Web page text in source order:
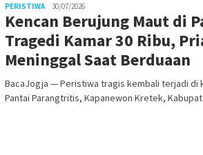
PERISTIWA 30/07/2026
Kencan Berujung Maut di
Tragedi Kamar 30 Ribu,
Meninggal Saat Berduaan
BacaJogja — Peristiwa tragis kembali terjadi di
Pantai Parangtritis, Kapanewon Kretek,